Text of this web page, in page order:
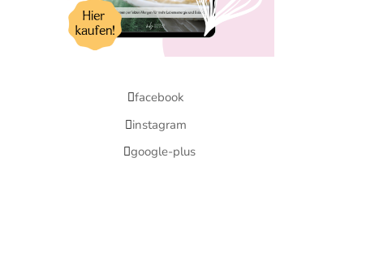
facebook
instagram
google-plus